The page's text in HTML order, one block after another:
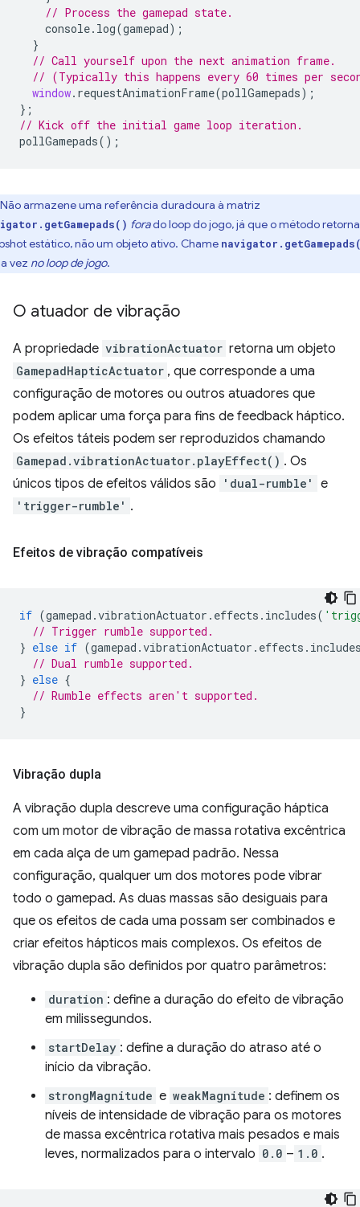
// Process the gamepad state.
console. log(gamepad);
}
// Call yourself upon the next animation frame.
// (Typically this happens every 60 times per
window. requestAnimationFrame(pollGamepads);
};
// Kick off the initial game loop iteration.
pollGamepads();
Não armazene uma referência duradoura à matriz
forado loop do jogo, já que o método
estático, não um objeto ativo. Chame
vez no loop de jogo.
O atuador de vibração
A propriedade vibrationActuator retorna um objeto
GamepadHapticActuator , que corresponde a uma
configuração de motores ou outros atuadores que
podem aplicar uma força para fins de feedback háptico.
Os efeitos táteis podem ser reproduzidos chamando
Gamepad.vibrationActuator.playEffect() . Os
únicos tipos de efeitos válidos são
'dual-rumble' e
'trigger-rumble' .
Efeitos de vibração compatíveis
if (gamepad .vibrationActuator . effects . includes(
// Trigger rumble supported.
} else if (gamepad .vibrationActuator . effects .
// Dual rumble supported.
} else {
// Rumble effects aren't supported.
}
Vibração dupla
A vibração dupla descreve uma configuração háptica
com um motor de vibração de massa rotativa excêntrica
em cada alça de um gamepad padrão. Nessa
configuração, qualquer um dos motores pode vibrar
todo o gamepad. As duas massas são desiguais para
que os efeitos de cada uma possam ser combinados e
criar efeitos hápticos mais complexos. Os efeitos de
vibração dupla são definidos por quatro parâmetros:
duration : define a duração do efeito de vibração
em milissegundos.
startDelay : define a duração do atraso até o
início da vibração.
strongMagnitude e weakMagnitude : definem os
níveis de intensidade de vibração para os motores
de massa excêntrica rotativa mais pesados e mais
leves, normalizados para o intervalo 0.0 – 1.0 .